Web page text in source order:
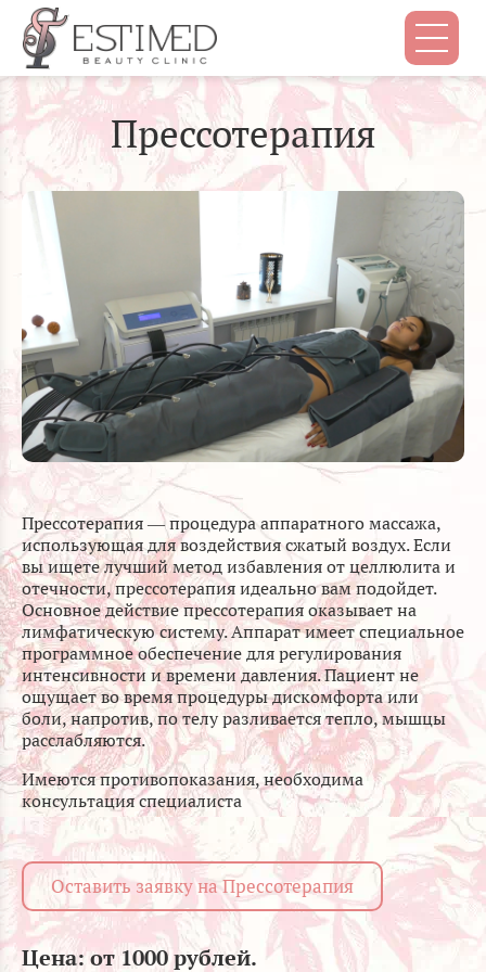
Прессотерапия
Прессотерапия — процедура аппаратного массажа,
использующая для воздействия сжатый воздух. Если
вы ищете лучший метод избавления от целлюлита и
отечности, прессотерапия идеально вам подойдет.
Основное действие прессотерапия оказывает на
лимфатическую систему. Аппарат имеет специальное
программное обеспечение для регулирования
интенсивности и времени давления. Пациент не
ощущает во время процедуры дискомфорта или
боли, напротив, по телу разливается тепло, мышцы
расслабляются.
Имеются противопоказания, необходима
консультация специалиста
Оставить заявку на Прессотерапия
Цена: от 1000 рублей.